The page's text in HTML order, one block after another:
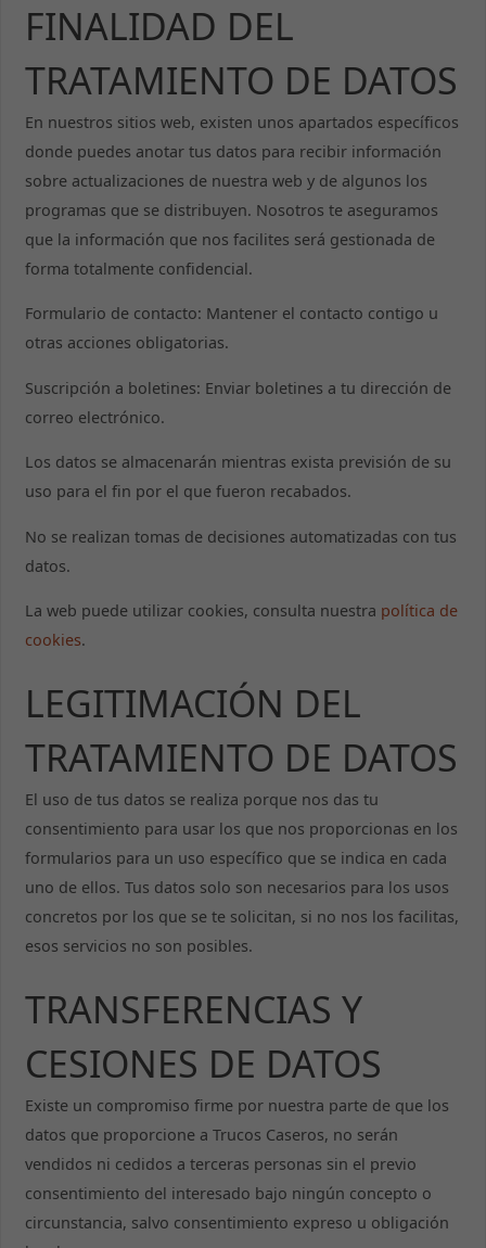
FINALIDAD DEL
TRATAMIENTO DE DATOS
En nuestros sitios web, existen unos apartados específicos
donde puedes anotar tus datos para recibir información
sobre actualizaciones de nuestra web y de algunos los
programas que se distribuyen. Nosotros te aseguramos
que la información que nos facilites será gestionada de
forma totalmente confidencial.
Formulario de contacto: Mantener el contacto contigo u
otras acciones obligatorias.
Suscripción a boletines: Enviar boletines a tu dirección de
correo electrónico.
Los datos se almacenarán mientras exista previsión de su
uso para el fin por el que fueron recabados.
No se realizan tomas de decisiones automatizadas con tus
datos.
La web puede utilizar cookies, consulta nuestra política de
cookies.
LEGITIMACIÓN DEL
TRATAMIENTO DE DATOS
El uso de tus datos se realiza porque nos das tu
consentimiento para usar los que nos proporcionas en los
formularios para un uso específico que se indica en cada
uno de ellos. Tus datos solo son necesarios para los usos
concretos por los que se te solicitan, si no nos los facilitas,
esos servicios no son posibles.
TRANSFERENCIAS Y
CESIONES DE DATOS
Existe un compromiso firme por nuestra parte de que los
datos que proporcione a Trucos Caseros, no serán
vendidos ni cedidos a terceras personas sin el previo
consentimiento del interesado bajo ningún concepto o
circunstancia, salvo consentimiento expreso u obligación